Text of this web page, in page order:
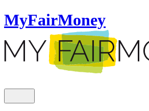
MyFairMoney